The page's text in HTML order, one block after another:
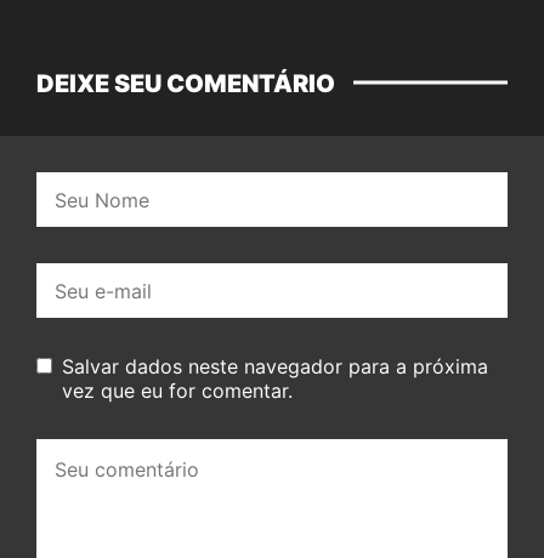
DEIXE SEU COMENTÁRIO
mail:
Salvar dados neste navegador para a próxima
vez que eu for comentar.
comentário: